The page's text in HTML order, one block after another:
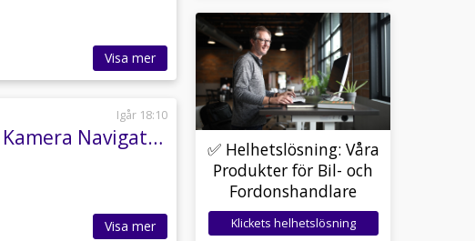
Visa mer
Igår 18:10
Skoda Yeti 1.4 TSI 122hk Drivers Edition Kamera Navigation
Visa mer
✅ Helhetslösning: Våra
Produkter för Bil- och
Fordonshandlare
Klickets helhetslösning